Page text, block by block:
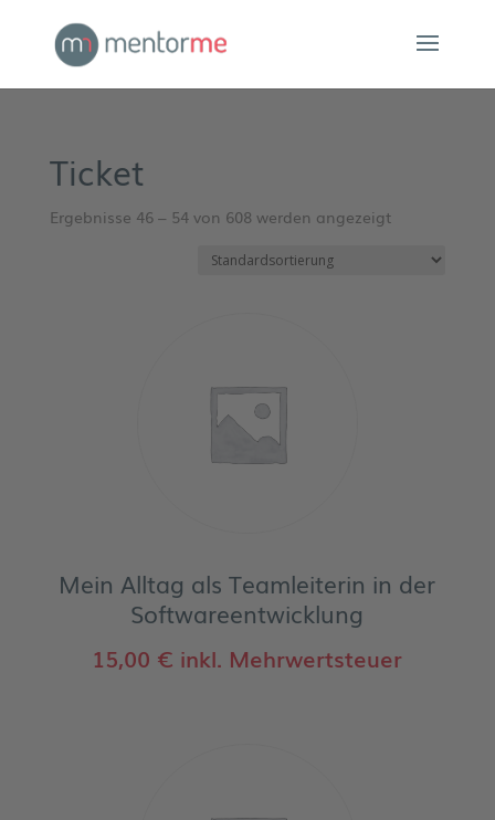
Ticket
Ergebnisse 46 – 54 von 608 werden angezeigt
Mein Alltag als Teamleiterin in der
Softwareentwicklung
15,00 € inkl. Mehrwertsteuer